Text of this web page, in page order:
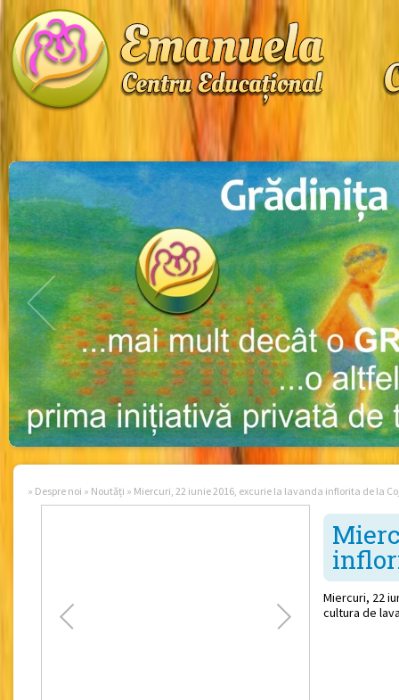
» Despre noi » Noutăți » Miercuri, 22 iunie 2016, excurie la lavanda inflorita de la
Miercuri, 22
cultura de